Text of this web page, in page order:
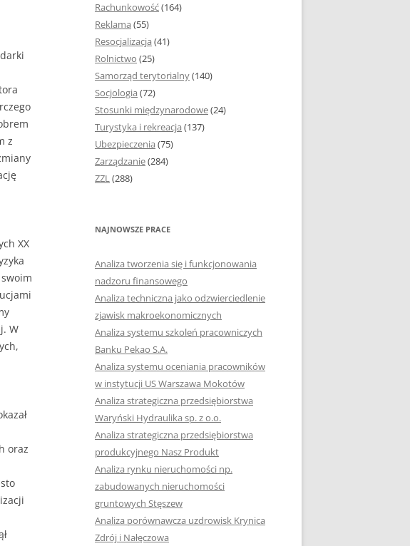
ZAKOŃCZENIE PRACY
DYPLOMOWEJ
BIBLIOGRAFIA
SPIS RYSUNKÓW, TABEL I
ZAŁĄCZNIKÓW
TABELE, RYSUNKI ORAZ WYKRESY
KSIĄŻKI, KTÓRE POMOGĄ CI
NAPISAĆ PRACĘ DYPLOMOWĄ
JAK PRZYGOTOWAĆ SIĘ DO
USTNEGO EGZAMINU
DYPLOMOWEGO?
HIPOTEZY W PRACACH
DYPLOMOWYCH
JAK PRZYGOTOWAĆ SIĘ DO
OBRONY PRACY DYPLOMOWEJ
z
XX
W
oraz
Rachunkowość(164)
Reklama (55)
Resocjalizacja (41)
Rolnictwo (25)
Samorząd terytorialny(140)
Socjologia (72)
Stosunki międzynarodowe(24)
Turystyka i rekreacja (137)
Ubezpieczenia (75)
Zarządzanie(284)
ZZL(288)
NAJNOWSZE PRACE
Analiza tworzenia się i funkcjonowania
nadzoru finansowego
Analiza techniczna jako odzwierciedlenie
zjawisk makroekonomicznych
Analiza systemu szkoleń pracowniczych
Banku Pekao S.A.
Analiza systemu oceniania pracowników
w instytucji US Warszawa Mokotów
Analiza strategiczna przedsiębiorstwa
Waryński Hydraulika sp. z o.o.
Analiza strategiczna przedsiębiorstwa
produkcyjnego Nasz Produkt
Analiza rynku nieruchomości np.
zabudowanych nieruchomości
gruntowych Stęszew
Analiza porównawcza uzdrowisk Krynica
Zdrój i Nałęczowa